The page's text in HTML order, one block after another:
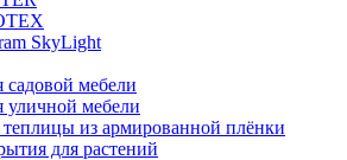
SkyLight
садовой мебели
уличной мебели
теплицы из армированной плёнки
для растений